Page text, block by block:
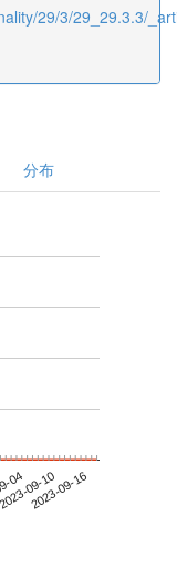
29/3/29_29.3.3/
分布
0409-10
2023-09-16